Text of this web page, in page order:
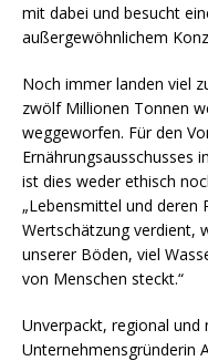
mit dabei und besucht
außergewöhnlichem
Noch immer landen viel
zwölf Millionen Tonnen
weggeworfen. Für den
Ernährungsausschusses
ist dies weder ethisch
„Lebensmittel und deren
Wertschätzung verdient,
unserer Böden, viel
von Menschen steckt.“
Unverpackt, regional und
Unternehmensgründerin